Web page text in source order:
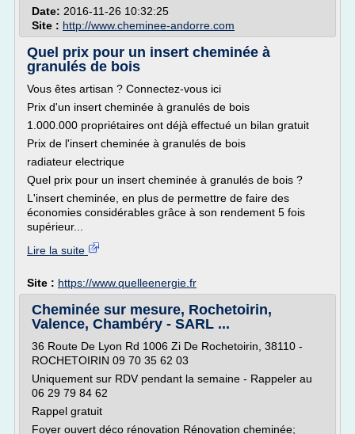
Date: 2016-11-26 10:32:25
Site : http://www.cheminee-andorre.com
Quel prix pour un insert cheminée à
granulés de bois
Vous êtes artisan ? Connectez-vous ici
Prix d'un insert cheminée à granulés de bois
1.000.000 propriétaires ont déjà effectué un bilan gratuit
Prix de l'insert cheminée à granulés de bois
radiateur electrique
Quel prix pour un insert cheminée à granulés de bois ?
L'insert cheminée, en plus de permettre de faire des
économies considérables grâce à son rendement 5 fois
supérieur...
Lire la suite
Site : https://www.quelleenergie.fr
Cheminée sur mesure, Rochetoirin,
Valence, Chambéry - SARL ...
36 Route De Lyon Rd 1006 Zi De Rochetoirin, 38110 -
ROCHETOIRIN 09 70 35 62 03
Uniquement sur RDV pendant la semaine - Rappeler au
06 29 79 84 62
Rappel gratuit
Foyer ouvert déco rénovation Rénovation cheminée;